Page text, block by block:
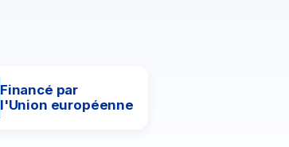
Financé par
l'Union européenne